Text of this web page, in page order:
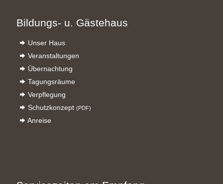
Bildungs- u. Gästehaus
Unser Haus
Veranstaltungen
Übernachtung
Tagungsräume
Verpflegung
Schutzkonzept (PDF)
Anreise